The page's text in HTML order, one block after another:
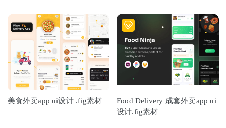
美食外卖app ui设计 .fig素材
Food Delivery 成套外卖app ui
设计.fig素材